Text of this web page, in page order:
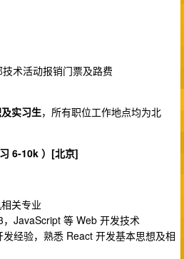
术活动报销门票及路费
实习生，所有职位工作地点均为北
6-10k ）[北京]
关专业
JavaScript 等 Web 开发技术
经验，熟悉 React 开发基本思想及相